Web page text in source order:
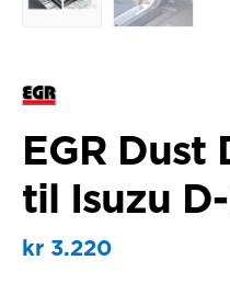
EGR Dust
til Isuzu
kr3.220